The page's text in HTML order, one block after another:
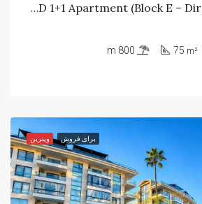
AZURA WORLD 1+1 Apartment (Block E – Direct Pool Access)
75 m²
800 m
برای فروش ویترین